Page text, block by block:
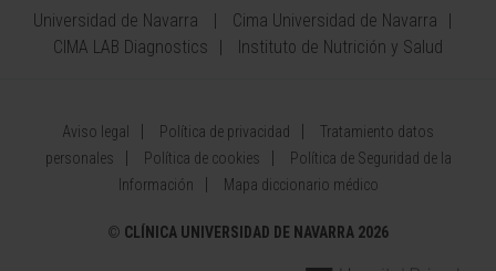
Universidad de Navarra
Cima Universidad de Navarra
CIMA LAB Diagnostics
Instituto de Nutrición y Salud
Aviso legal Política de privacidad
Tratamiento datos
personales
Política de cookies
Política de Seguridad de la
Información
Mapa diccionario médico
© CLÍNICA UNIVERSIDAD DE NAVARRA 2026